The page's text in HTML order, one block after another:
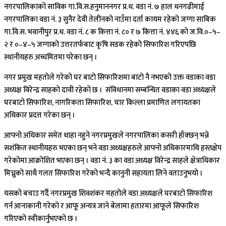
नगरपालिकाको साविक गा.वि.स.हनुमाननगर प्र.ध. वडा नं. ७ हाल धनगढीमाई
नगरपालिका वडा नं. ३ सुनैर देवी तेलीनको नाउँमा दर्ता कायम रहेको जग्गा साबिक
गा.वि.स. भवानीपुर प्र.ध. वडा नं. ८ क कित्ता नं. ८० र ७ कित्ता नं. ४४६ को ज.वि.०–५–
२ र ०–४–५ जग्गाको उत्तरतर्फबाट कृषि सडक रहेको सिफारिश गरिएपछि
स्थानीयहरु अच्चमितमा परेका छन् ।
नगर प्रमुख महतोले गरेको घर बाटो सिफारिशमा बाटो नै नभएको उक्त वडाका वडा
अध्यक्ष विरेन्द्र साहको दावी रहेको छ । संविधानमा सम्बन्धित वडाका वडा अध्यक्षले
घरबाटो सिफारिश, नागरिकता सिफारिश, चार किल्ला प्रमाणित लगायतका
अधिकार प्रदत्त गरेका छन् ।
आफ्नो अधिकार समेत थाहा नहुने नगरप्रमुखले नगरपालिका कसरी हाँक्छन् भन्ने
सशंकित स्थानीयहरु भएका छन् भने वडा अध्यक्षहरुले आफ्नो अधिकारमाथि हस्तक्षेप
गरेकोमा आक्रोशित भएका छन् । वडा नं. ३ का वडा अध्यक्ष विरेन्द्र साहले क्षेत्राधिकार
मिच्नुको साथै गलत सिफारिश गरेको भन्दै कानुनी सहायता लिने वताउनुभयो ।
यसको बचाउ गर्दै नगरप्रमुख शिवशंकर महतोले वडा अध्यक्षले घरबाटो सिफारिश
गर्न आनाकानी गरेको र आफू अन्यत्र जाने बेलामा हतारमा आफूले सिफारिश
गरिएको स्वीकार्नुभएको छ ।